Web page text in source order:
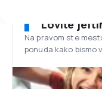
Lovite
Na pravom ste
ponuda kako bismo